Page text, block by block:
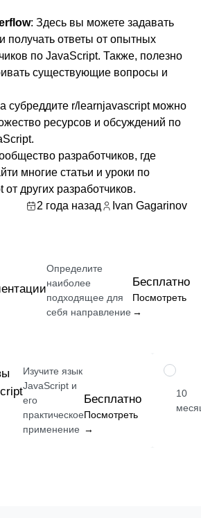
: Здесь вы можете задавать
получать ответы от опытных
по JavaScript. Также, полезно
существующие вопросы и
субреддите r/learnjavascript можно
ресурсов и обсуждений по
разработчиков, где
многие статьи и уроки по
от других разработчиков.
2 года назад
Ivan Gagarinov
Определите
наиболее
подходящее для
себя направление
Бесплатно
Посмотреть
→
Изучите язык
JavaScript и
его
практическое
применение
Бесплатно
Посмотреть
→
10